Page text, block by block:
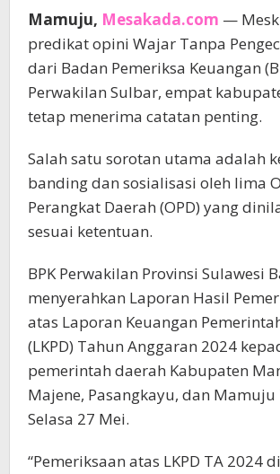
Mamuju, Mesakada.com —
predikat opini Wajar Tanpa
dari Badan Pemeriksa Keuangan
Perwakilan Sulbar, empat
tetap menerima catatan penting.
Salah satu sorotan utama adalah
banding dan sosialisasi oleh lima
Perangkat Daerah (OPD) yang
sesuai ketentuan.
BPK Perwakilan Provinsi Sulawesi
menyerahkan Laporan Hasil
atas Laporan Keuangan
(LKPD) Tahun Anggaran 2024
pemerintah daerah Kabupaten
Majene, Pasangkayu, dan Mamuju
Selasa 27 Mei.
“Pemeriksaan atas LKPD TA 2024